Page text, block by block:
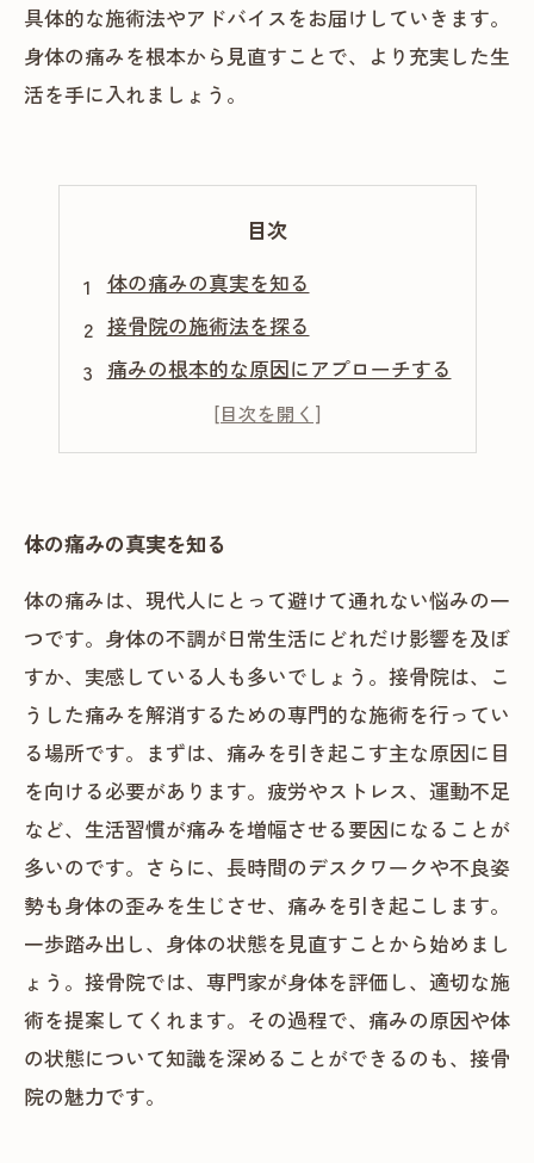
具体的な施術法やアドバイスをお届けしていきます。
身体の痛みを根本から見直すことで、より充実した生
活を手に入れましょう。
目次
体の痛みの真実を知る
接骨院の施術法を探る
痛みの根本的な原因にアプローチする
セルフケアの重要性
体のケアで充実した生活を
体の痛みの真実を知る
体の痛みは、現代人にとって避けて通れない悩みの一
つです。身体の不調が日常生活にどれだけ影響を及ぼ
すか、実感している人も多いでしょう。接骨院は、こ
うした痛みを解消するための専門的な施術を行ってい
る場所です。まずは、痛みを引き起こす主な原因に目
を向ける必要があります。疲労やストレス、運動不足
など、生活習慣が痛みを増幅させる要因になることが
多いのです。さらに、長時間のデスクワークや不良姿
勢も身体の歪みを生じさせ、痛みを引き起こします。
一歩踏み出し、身体の状態を見直すことから始めまし
ょう。接骨院では、専門家が身体を評価し、適切な施
術を提案してくれます。その過程で、痛みの原因や体
の状態について知識を深めることができるのも、接骨
院の魅力です。